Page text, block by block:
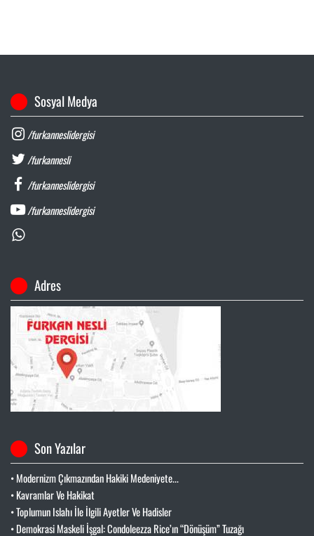
Sosyal Medya
/furkanneslidergisi
/furkannesli
/furkanneslidergisi
/furkanneslidergisi
Adres
Son Yazılar
• Modernizm Çıkmazından Hakiki Medeniyete...
• Kavramlar Ve Hakikat
• Toplumun Islahı İle İlgili Ayetler Ve Hadisler
• Demokrasi Maskeli İşgal: Condoleezza Rice’ın “Dönüşüm” Tuzağı